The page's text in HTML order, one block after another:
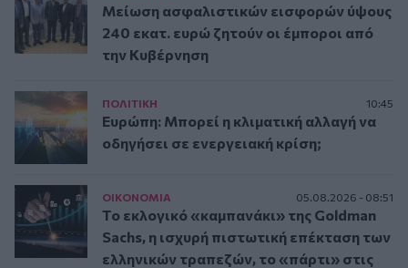
Μείωση ασφαλιστικών εισφορών ύψους
240 εκατ. ευρώ ζητούν οι έμποροι από
την Κυβέρνηση
ΠΟΛΙΤΙΚΗ 10:45
Ευρώπη: Μπορεί η κλιματική αλλαγή να
οδηγήσει σε ενεργειακή κρίση;
ΟΙΚΟΝΟΜΙΑ 05.08.2026 - 08:51
Το εκλογικό «καμπανάκι» της Goldman
Sachs, η ισχυρή πιστωτική επέκταση των
ελληνικών τραπεζών, το «πάρτι» στις